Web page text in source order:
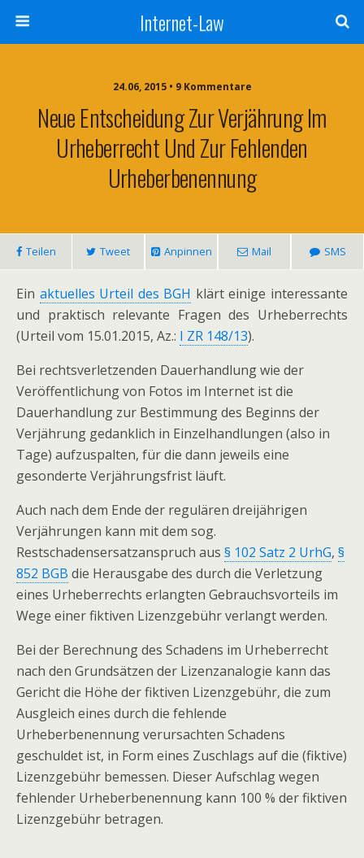
Internet-Law
24.06, 2015 • 9 Kommentare
Neue Entscheidung Zur Verjährung Im
Urheberrecht Und Zur Fehlenden
Urheberbenennung
Teilen Tweet Anpinnen Mail SMS
Ein aktuelles Urteil des BGH klärt einige interessante
und praktisch relevante Fragen des Urheberrechts
(Urteil vom 15.01.2015, Az.: I ZR 148/13).
Bei rechtsverletzenden Dauerhandlung wie der
Veröffentlichung von Fotos im Internet ist die
Dauerhandlung zur Bestimmung des Beginns der
Verjährung gedanklich in Einzelhandlungen (also in
Tage) aufzuspalten, für die dann jeweils eine
gesonderte Verjährungsfrist läuft.
Auch nach dem Ende der regulären dreijährigen
Verjährungen kann mit dem sog.
Restschadensersatzanspruch aus § 102 Satz 2 UrhG, §
852 BGB die Herausgabe des durch die Verletzung
eines Urheberrechts erlangten Gebrauchsvorteils im
Wege einer fiktiven Lizenzgebühr verlangt werden.
Bei der Berechnung des Schadens im Urheberrecht
nach den Grundsätzen der Lizenzanalogie kann das
Gericht die Höhe der fiktiven Lizenzgebühr, die zum
Ausgleich eines durch die fehlende
Urheberbenennung verursachten Schadens
geschuldet ist, in Form eines Zuschlags auf die (fiktive)
Lizenzgebühr bemessen. Dieser Aufschlag wegen
fehlender Urheberbenennung kann 100 % der fiktiven
Lizenzgebühr betragen.